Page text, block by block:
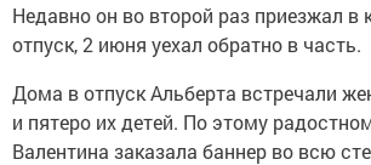
Недавно он во второй раз приезжал в
отпуск, 2 июня уехал обратно в часть.
Дома в отпуск Альберта встречали
и пятеро их детей. По этому
Валентина заказала баннер во всю